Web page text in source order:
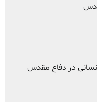
در دفاع مقدس